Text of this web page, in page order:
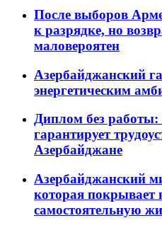
После выборов
к разрядке, но
маловероятен
Азербайджанский
энергетическим
Диплом без работы:
гарантирует
Азербайджане
Азербайджанский
которая покрывает
самостоятельную